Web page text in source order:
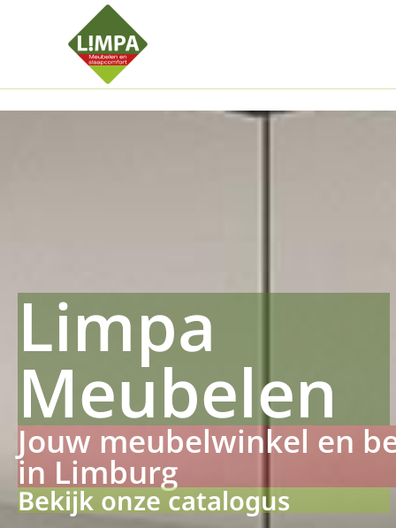
Anhangerma Sommersch
Limpa
Meubelen
Jouw meubelwinkel en
in Limburg
Bekijk onze catalogus